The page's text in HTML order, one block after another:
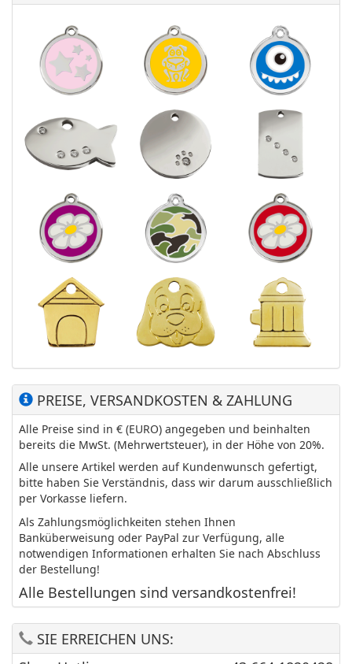
PREISE, VERSANDKOSTEN & ZAHLUNG
Alle Preise sind in € (EURO) angegeben und beinhalten
bereits die MwSt. (Mehrwertsteuer), in der Höhe von 20%.
Alle unsere Artikel werden auf Kundenwunsch gefertigt,
bitte haben Sie Verständnis, dass wir darum ausschließlich
per Vorkasse liefern.
Als Zahlungsmöglichkeiten stehen Ihnen
Banküberweisung oder PayPal zur Verfügung, alle
notwendigen Informationen erhalten Sie nach Abschluss
der Bestellung!
Alle Bestellungen sind versandkostenfrei!
SIE ERREICHEN UNS: